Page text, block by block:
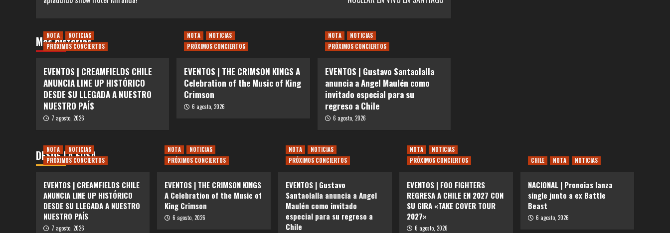
entradas
Más historias
NOTA
NOTICIAS
PRÓXIMOS CONCIERTOS
EVENTOS | CREAMFIELDS CHILE
ANUNCIA LINE UP HISTÓRICO
DESDE SU LLEGADA A NUESTRO
NUESTRO PAÍS
7 agosto, 2026
NOTA
NOTICIAS
PRÓXIMOS CONCIERTOS
EVENTOS | THE CRIMSON KINGS A
Celebration of the Music of King
Crimson
6 agosto, 2026
NOTA
NOTICIAS
PRÓXIMOS CONCIERTOS
EVENTOS | Gustavo Santaolalla
anuncia a Angel Maulén como
invitado especial para su
regreso a Chile
6 agosto, 2026
DESDE LA FOSA
NOTA
NOTICIAS
PRÓXIMOS CONCIERTOS
EVENTOS | CREAMFIELDS CHILE
ANUNCIA LINE UP HISTÓRICO
DESDE SU LLEGADA A NUESTRO
NUESTRO PAÍS
7 agosto, 2026
NOTA
NOTICIAS
PRÓXIMOS CONCIERTOS
EVENTOS | THE CRIMSON KINGS
A Celebration of the Music of
King Crimson
6 agosto, 2026
NOTA
NOTICIAS
PRÓXIMOS CONCIERTOS
EVENTOS | Gustavo
Santaolalla anuncia a Angel
Maulén como invitado
especial para su regreso a
Chile
NOTA
NOTICIAS
PRÓXIMOS CONCIERTOS
EVENTOS | FOO FIGHTERS
REGRESA A CHILE EN 2027 CON
SU GIRA «TAKE COVER TOUR
2027»
6 agosto, 2026
CHILE NOTA NOTICIAS
NACIONAL | Pronoias lanza
single junto a ex Battle
Beast
6 agosto, 2026